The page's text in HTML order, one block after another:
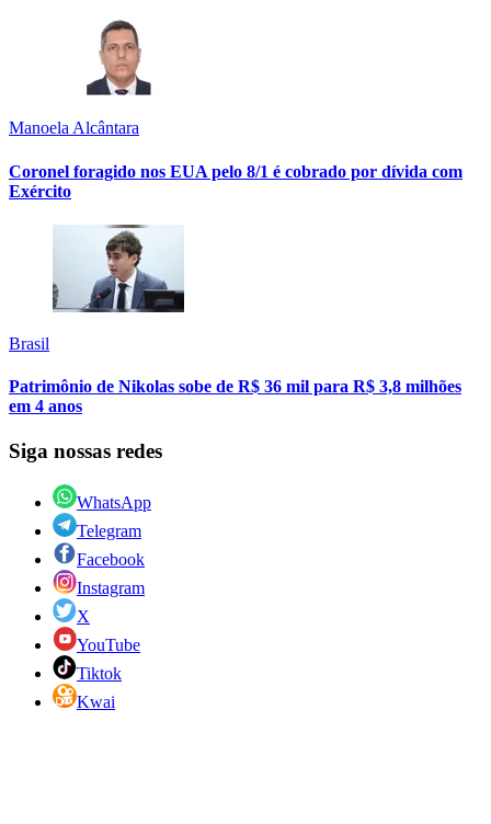
Manoela Alcântara
Coronel foragido nos EUA pelo 8/1 é cobrado por dívida com
Exército
Brasil
Patrimônio de Nikolas sobe de R$ 36 mil para R$ 3,8 milhões
em 4 anos
Siga nossas redes
WhatsApp
Telegram
Facebook
Instagram
X
YouTube
Tiktok
Kwai